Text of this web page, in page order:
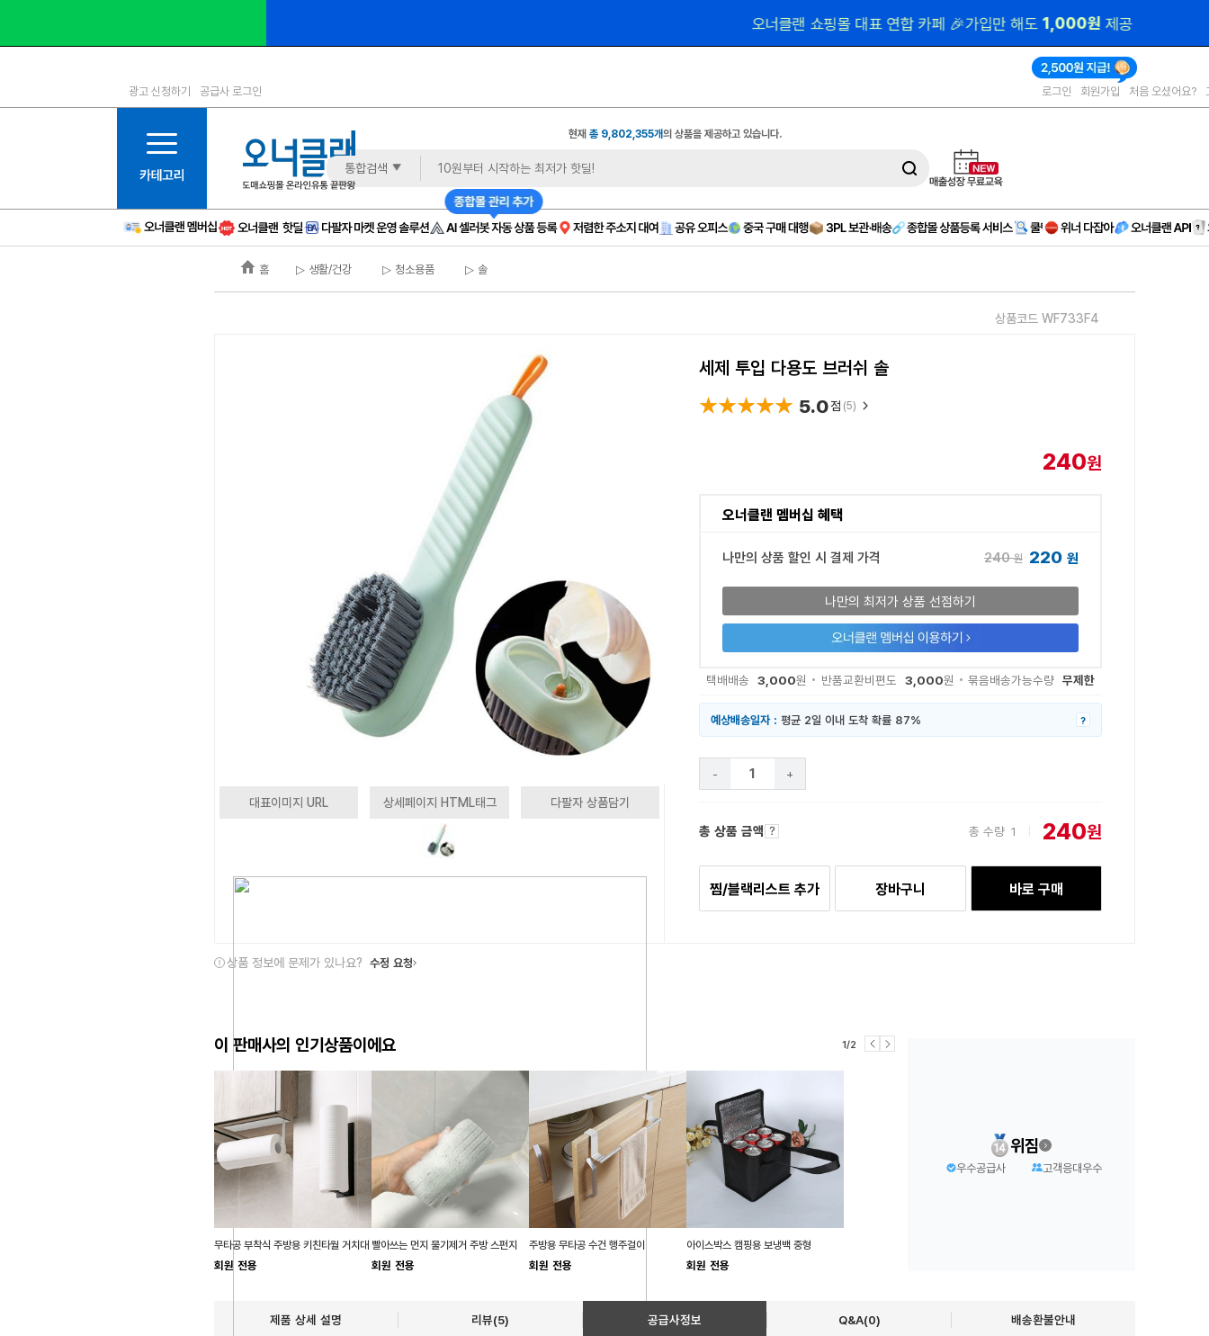
1등급
6등급
11등급
12등급
15등급
16등급
오너클랜 쇼핑몰 대표 연합 카페 🎉가입만 해도 1,000원 제공
광고 신청하기 공급사 로그인 로그인 회원가입 처음 오셨어요?
현재총 9,802,355개의 상품을 제공하고 있습니다.
통합검색
홈 ▷ 생활/건강 ▷ 청소용품 ▷ 솔
상품코드 WF733F4
대표이미지 URL 상세페이지 HTML태그 다팔자 상품담기
세제 투입 다용도 브러쉬 솔
★★★★★
★★★★★ 5.0점 (5)
240원
오너클랜 멤버십 혜택
나만의 상품 할인 시 결제 가격 240원 220 원
나만의 최저가 상품 선점하기
택배배송 3,000원 반품교환비편도 3,000원 묶음배송가능수량 무제한
예상배송일자 : 평균 2일 이내 도착 확률 87% ?
- +
총 상품 금액 총 수량 1 240원
찜/블랙리스트 추가 장바구니 바로 구매
상품 정보에 문제가 있나요? 수정 요청
이 판매사의 인기상품이에요 1/2
무타공 부착식 주방용 키친타월 거치대
회원 전용
빨아쓰는 먼지 물기제거 주방 스펀지
회원 전용
주방용 무타공 수건 행주걸이
회원 전용
아이스박스 캠핑용 보냉백 중형
회원 전용
위짐
우수공급사 고객응대우수
제품 상세 설명 리뷰(5) 공급사정보 Q&A(0) 배송환불안내